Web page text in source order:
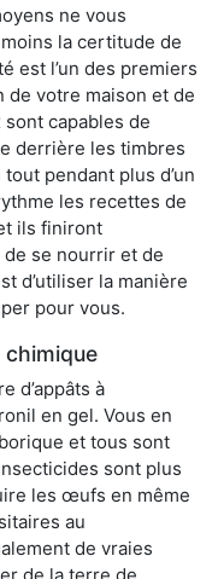
ne vous
la certitude de
est l’un des premiers
de votre maison et de
capables de
derrière les timbres
pendant plus d’un
les recettes de
ils finiront
se nourrir et de
d’utiliser la manière
pour vous.
chimique
d’appâts à
en gel. Vous en
et tous sont
sont plus
les œufs en même
au
de vraies